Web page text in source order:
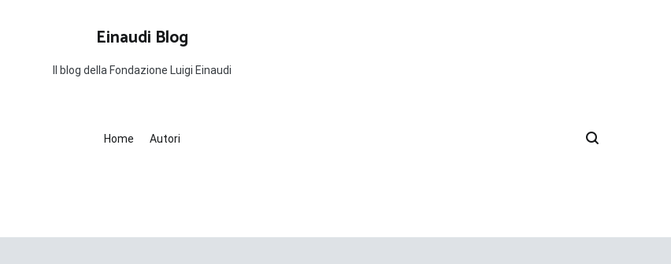
Einaudi Blog
Il blog della Fondazione Luigi Einaudi
Home Autori